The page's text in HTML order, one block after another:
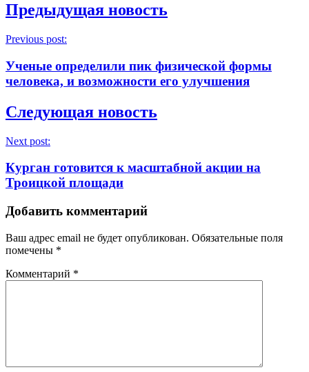
Предыдущая новость
Previous post:
Ученые определили пик физической формы
человека, и возможности его улучшения
Следующая новость
Next post:
Курган готовится к масштабной акции на
Троицкой площади
Добавить комментарий
Ваш адрес email не будет опубликован. Обязательные поля
помечены *
Комментарий *